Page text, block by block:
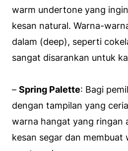
warm undertone yang
kesan natural. Warna-
dalam (deep), seperti
sangat disarankan untuk
– Spring Palette: Bagi
dengan tampilan yang
warna hangat yang ringan
kesan segar dan membuat